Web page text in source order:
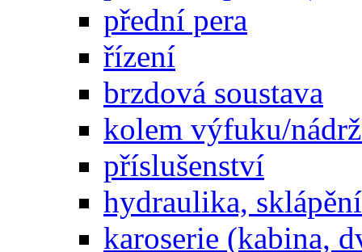
přední pera
řízení
brzdová soustava
kolem výfuku/
příslušenství
hydraulika, sklápění
karoserie (kabina,